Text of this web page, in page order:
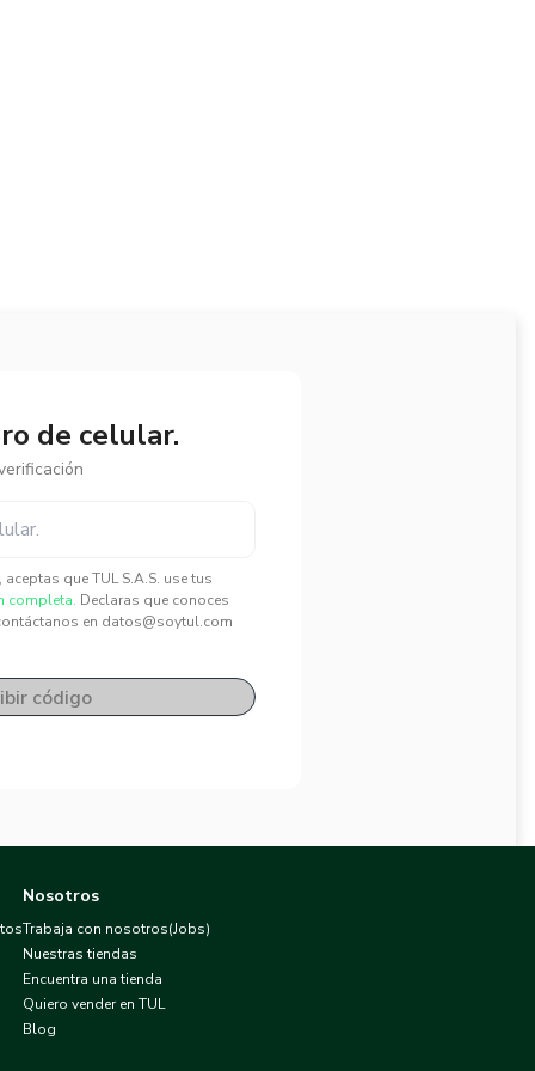
de celular.
que TUL S.A.S. use tus
completa. Declaras que conoces
en datos@soytul.com
código
Nosotros
Trabaja con nosotros(Jobs)
Nuestras tiendas
Encuentra una tienda
Quiero vender en TUL
Blog